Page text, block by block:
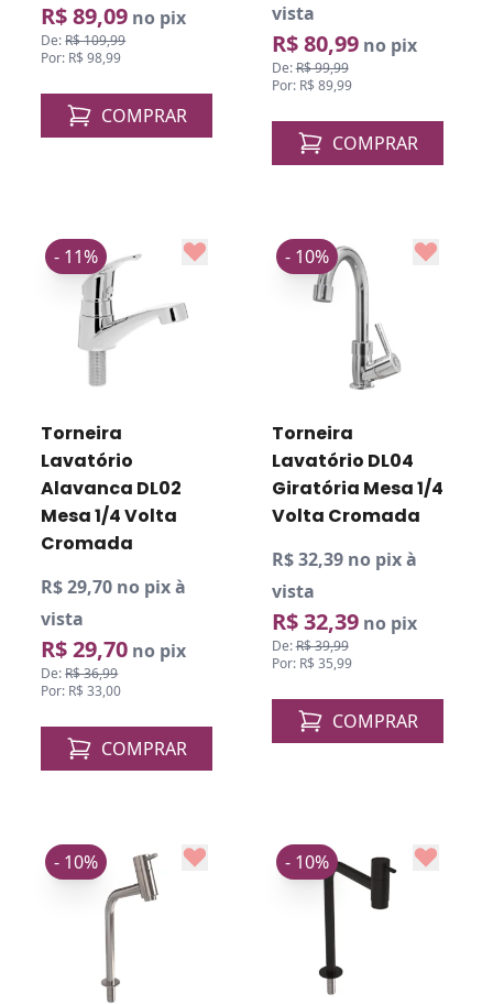
R$ 89,09 no pix
De:R$ 109,99
Por: R$ 98,99
COMPRAR
vista
R$ 80,99no pix
De:R$ 99,99
Por: R$ 89,99
COMPRAR
Torneira
Lavatório
Alavanca DL02
Mesa 1/4 Volta
Cromada
R$ 29,70 no pix à
vista
R$ 29,70 no pix
De:R$ 36,99
Por: R$ 33,00
- 11%
COMPRAR
Torneira
Lavatório DL04
Giratória Mesa 1/4
Volta Cromada
R$ 32,39 no pix à
vista
R$ 32,39no pix
De:R$ 39,99
Por: R$ 35,99
- 10%
COMPRAR
- 10% - 10%